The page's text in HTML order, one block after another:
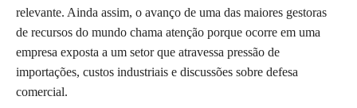
relevante. Ainda assim, o avanço de uma das maiores gestoras
de recursos do mundo chama atenção porque ocorre em uma
empresa exposta a um setor que atravessa pressão de
importações, custos industriais e discussões sobre defesa
comercial.